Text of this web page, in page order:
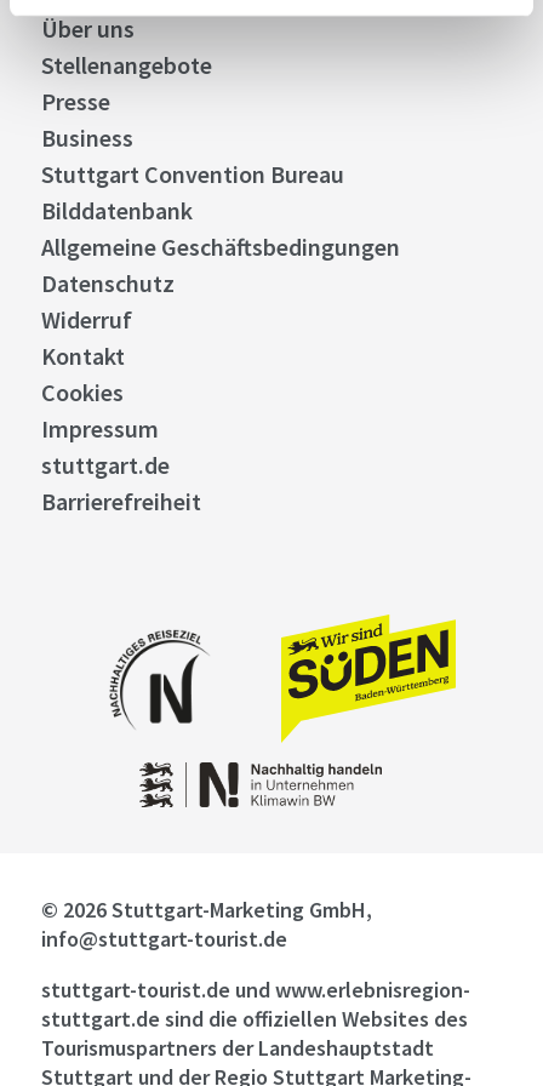
Über uns
Stellenangebote
Presse
Business
Stuttgart Convention Bureau
Bilddatenbank
Allgemeine Geschäftsbedingungen
Datenschutz
Widerruf
Kontakt
Cookies
Impressum
stuttgart.de
Barrierefreiheit
© 2026 Stuttgart-Marketing GmbH,
info@stuttgart-tourist.de
stuttgart-tourist.de und www.erlebnisregion-
stuttgart.de sind die offiziellen Websites des
Tourismuspartners der Landeshauptstadt
Stuttgart und der Regio Stuttgart Marketing-